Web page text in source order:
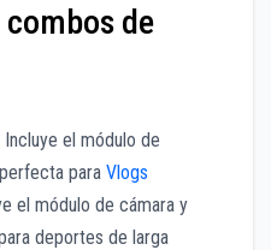
de
Incluye el módulo de
para Vlogs
el módulo de cámara y
deportes de larga